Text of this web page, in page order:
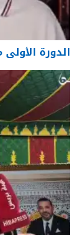
الدورة